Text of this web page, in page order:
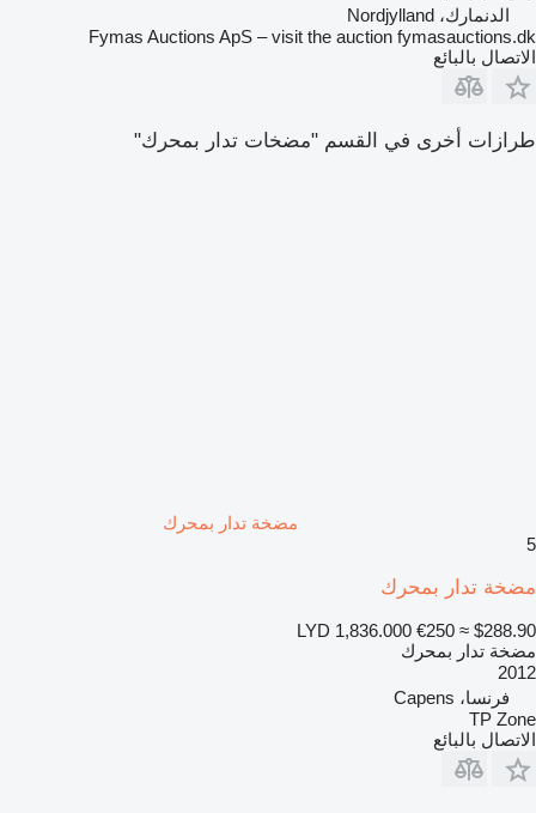
الدنمارك، Nordjylland
Fymas Auctions ApS – visit the auction fymasauctions.dk
الاتصال بالبائع
طرازات أخرى في القسم "مضخات تدار بمحرك"
مضخة تدار بمحرك
5
مضخة تدار بمحرك
LYD 1,836.000 €250 ≈ $288.90
مضخة تدار بمحرك
2012
فرنسا، Capens
TP Zone
الاتصال بالبائع